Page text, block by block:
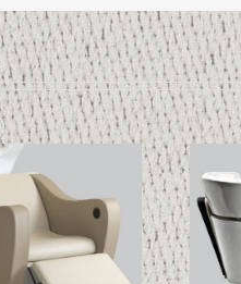
NAU.FUL.MAS.DIS